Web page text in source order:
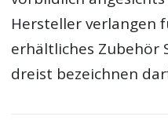
Hersteller verlangen
erhältliches Zubehör
dreist bezeichnen